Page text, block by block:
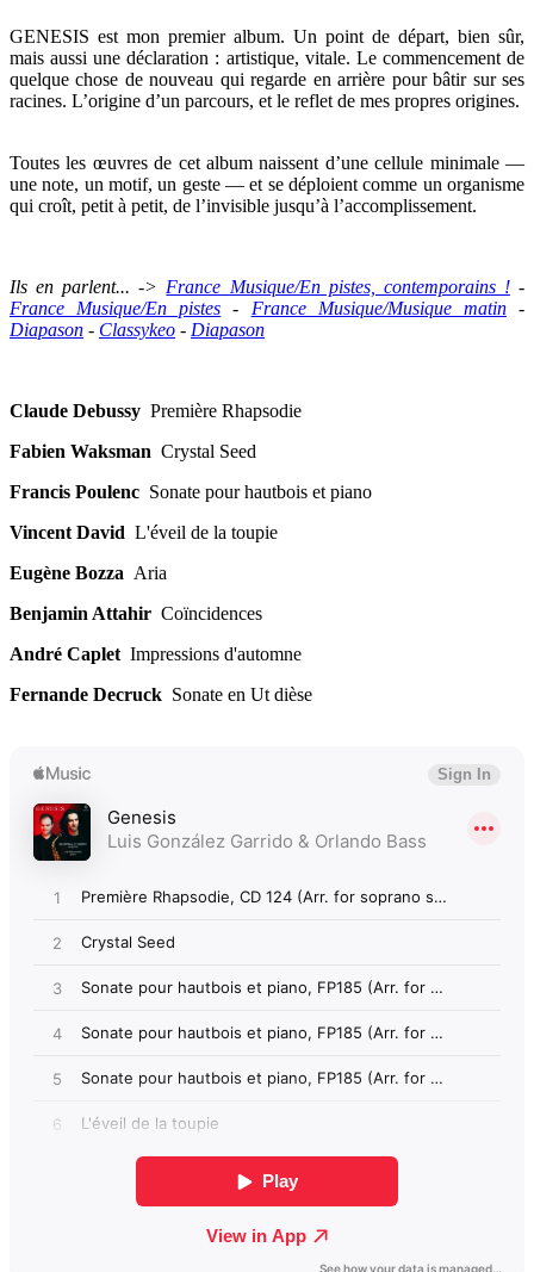
GENESIS est mon premier album. Un point de départ, bien sûr,
mais aussi une déclaration : artistique, vitale. Le commencement de
quelque chose de nouveau qui regarde en arrière pour bâtir sur ses
racines. L’origine d’un parcours, et le reflet de mes propres origines.
Toutes les œuvres de cet album naissent d’une cellule minimale —
une note, un motif, un geste — et se déploient comme un organisme
qui croît, petit à petit, de l’invisible jusqu’à l’accomplissement.
Ils en parlent... -> France Musique/En pistes, contemporains !-
France Musique/En pistes - France Musique/Musique matin-
Diapason - Classykeo - Diapason
Claude Debussy Première Rhapsodie
Fabien Waksman Crystal Seed
Francis Poulenc Sonate pour hautbois et piano
Vincent David L'éveil de la toupie
Eugène Bozza Aria
Benjamin Attahir Coïncidences
André Caplet Impressions d'automne
Fernande Decruck Sonate en Ut dièse